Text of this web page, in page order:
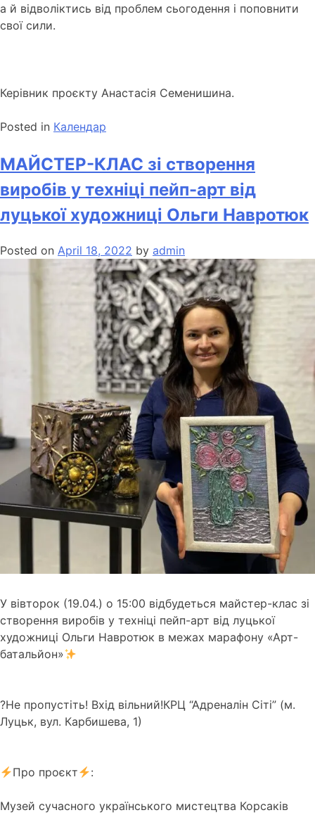
а й відволіктись від проблем сьогодення і поповнити
свої сили.
Керівник проєкту Анастасія Семенишина.
Posted in Календар
МАЙСТЕР-КЛАС зі створення
виробів у техніці пейп-арт від
луцької художниці Ольги Навротюк
Posted on April 18, 2022 by admin
У вівторок (19.04.) о 15:00 відбудеться майстер-клас зі
створення виробів у техніці пейп-арт від луцької
художниці Ольги Навротюк в межах марафону «Арт-
батальйон»
?Не пропустіть! Вхід вільний!КРЦ “Адреналін Сіті” (м.
Луцьк, вул. Карбишева, 1)
Про проєкт :
Музей сучасного українського мистецтва Корсаків